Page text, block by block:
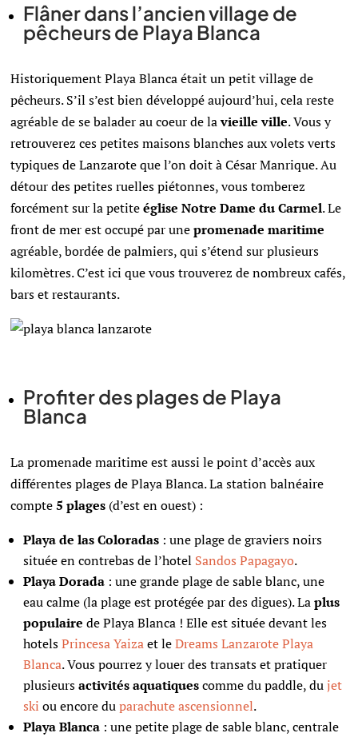
Flâner dans l’ancien village de
pêcheurs de Playa Blanca
Historiquement Playa Blanca était un petit village de
pêcheurs. S’il s’est bien développé aujourd’hui, cela reste
agréable de se balader au coeur de lavieille ville. Vous y
retrouverez ces petites maisons blanches aux volets verts
typiques de Lanzarote que l’on doit à César Manrique. Au
détour des petites ruelles piétonnes, vous tomberez
forcément sur la petiteéglise Notre Dame du Carmel. Le
front de mer est occupé par unepromenade maritime
agréable, bordée de palmiers, qui s’étend sur plusieurs
kilomètres. C’est ici que vous trouverez de nombreux cafés,
bars et restaurants.
Profiter des plages de Playa
Blanca
La promenade maritime est aussi le point d’accès aux
différentes plages de Playa Blanca. La station balnéaire
compte5 plages (d’est en ouest) :
Playa de las Coloradas : une plage de graviers noirs
située en contrebas de l’hotel Sandos Papagayo.
Playa Dorada : une grande plage de sable blanc, une
eau calme (la plage est protégée par des digues). Laplus
populairede Playa Blanca ! Elle est située devant les
hotelsPrincesa Yaizaet leDreams Lanzarote Playa
Blanca. Vous pourrez y louer des transats et pratiquer
plusieursactivités aquatiquescomme du paddle, dujet
ski ou encore duparachute ascensionnel.
Playa Blanca : une petite plage de sable blanc, centrale